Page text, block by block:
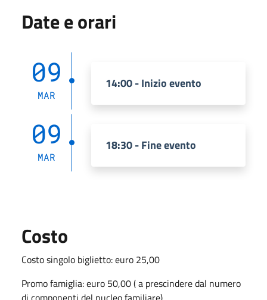
Date e orari
09
MAR
14:00 - Inizio evento
09
MAR
18:30 - Fine evento
Costo
Costo singolo biglietto: euro 25,00
Promo famiglia: euro 50,00 ( a prescindere dal numero